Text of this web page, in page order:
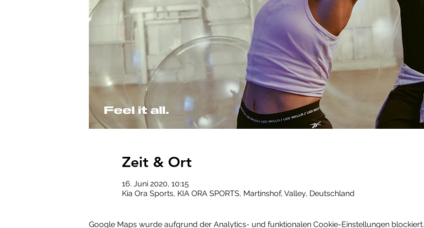
Zeit & Ort
16. Juni 2020, 10:15
Kia Ora Sports, KIA ORA SPORTS, Martinshof, Valley, Deutschland
Google Maps wurde aufgrund der Analytics- und funktionalen Cookie-Einstellungen blockiert.